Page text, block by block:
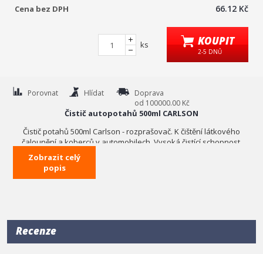
Cena bez DPH 66.12 Kč
ks KOUPIT
2-5 DNŮ
Porovnat Hlídat
Doprava
od 100000.00 Kč
Čistič autopotahů 500ml CARLSON
Čistič potahů 500ml Carlson - rozprašovač. K čištění látkového
čalounění a koberců v automobilech. Vysoká čistící schopnost,
rozpouští zašlé nečistoty, nezanechává skvrny, jemně
Zobrazit celý
popis
Recenze